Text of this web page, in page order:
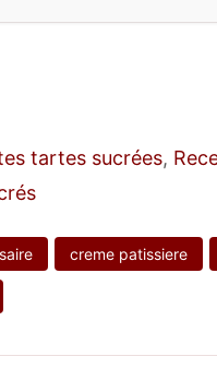
tartes sucrées,
creme patissiere